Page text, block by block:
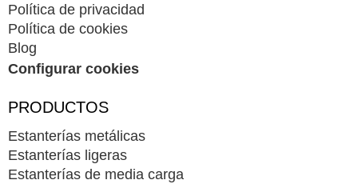
Política de privacidad
Política de cookies
Blog
Configurar cookies
PRODUCTOS
Estanterías metálicas
Estanterías ligeras
Estanterías de media carga